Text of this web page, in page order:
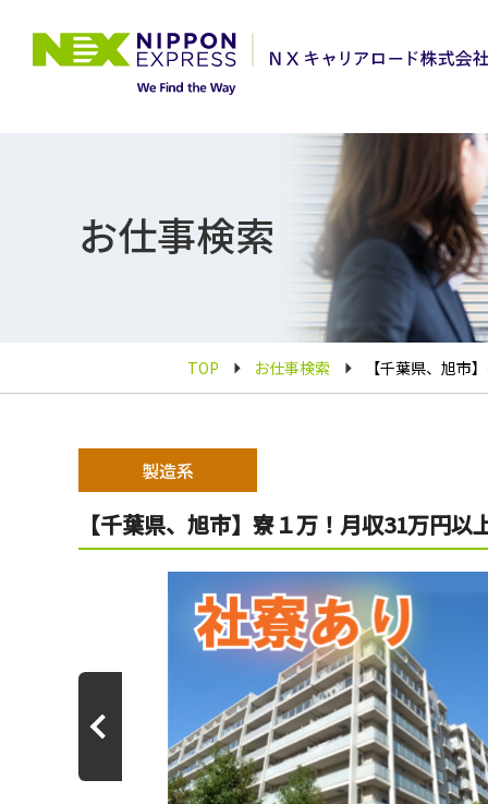
お仕事検索
TOP お仕事検索 【千葉県、旭市
製造系
【千葉県、旭市】寮１万！月収31万円